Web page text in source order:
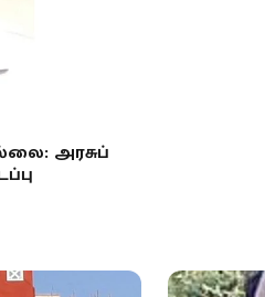
அரசுப்